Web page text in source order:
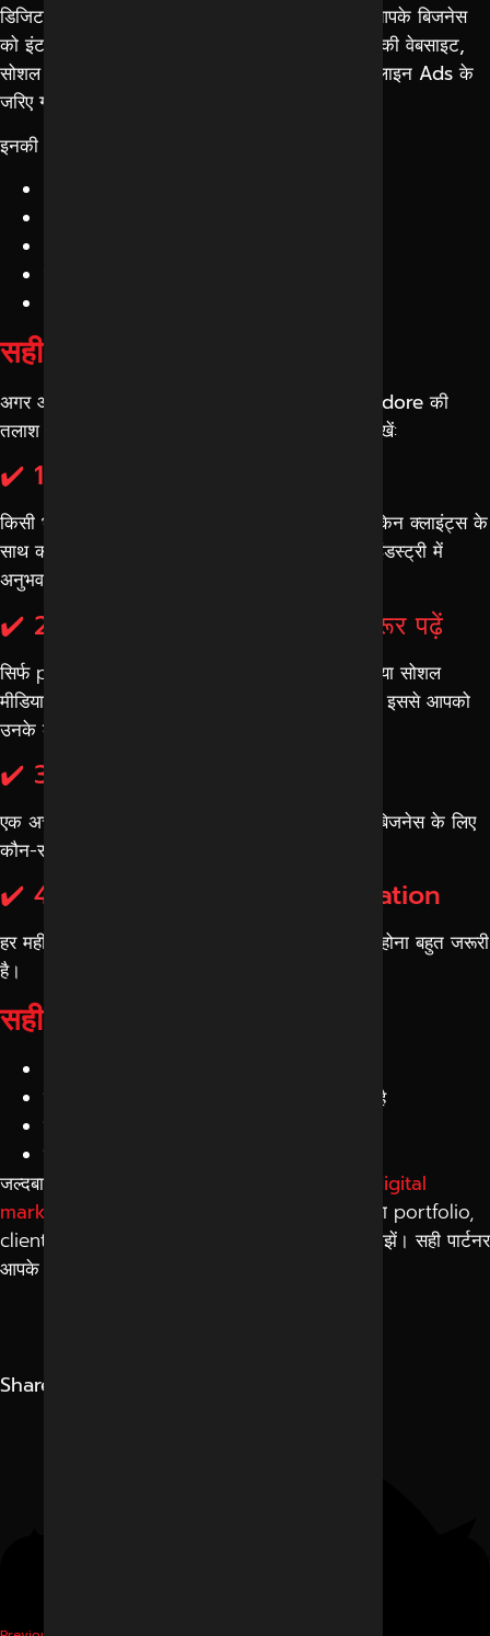
डिजिटल मार्केटिंग एजेंसी वह प्रोफेशनल टीम होती है जो आपके बिजनेस
को इंटरनेट के माध्यम से प्रमोट करती है। यह एजेंसी आपकीवेबसाइट,
सोशल मीडिया प्लेटफॉर्म, सर्च इंजन (Google)
ऑनलाइन Adsके
जरिए ग्राहकों तक पहुंचने में मदद करती है।
इनकी मुख्य सेवाओं में शामिल हैं:
सही एजेंसी कैसे चुनें?
अगर आप best digital marketing agency in Indoreकी
तलाश कर रहे हैं, तो नीचे दिए गए पॉइंट्स जरूर ध्यान में रखें:
✔️ 1. Portfolio और अनुभव देखें
किसी भी एजेंसी का portfolio यह बताता है कि उन्होंने किन क्लाइंट्स के
साथ काम किया है और क्या रिजल्ट दिए हैं। अलग-अलग इंडस्ट्री में
अनुभव होना एक बड़ा प्लस होता है।
✔️ 2. Client Success Stories जरूर पढ़ें
सिर्फ promises पर भरोसा न करें। एजेंसी की वेबसाइट या सोशल
मीडिया पर उनके क्लाइंट्स की success stories देखें। इससे आपको
उनके काम की वास्तविक झलक मिलेगी।
✔️ 3. Transparent Strategy
एक अच्छी एजेंसी आपको यह साफ बताएगी कि वह आपके बिजनेस के लिए
कौन-सी रणनीति अपनाएगी और कैसे रिजल्ट देगी।
✔️ 4. Reporting और Communication
हर महीने रिपोर्ट मिलना और एजेंसी का आसानी से उपलब्ध होना बहुत जरूरी
है।
सही एजेंसी चुनना क्यों जरूरी है?
बेहतर ROI (Return on Investment) मिलता है
जल्दबाजी में किसी भी एजेंसी को हायर न करें। एक सही
digital
marketing agency in Indore
चुनने के लिए उनका portfolio,
client feedback और काम करने का तरीका जरूर समझें। सही पार्टनर
आपके बिजनेस को नई ऊंचाइयों तक पहुंचा सकता है।
Share